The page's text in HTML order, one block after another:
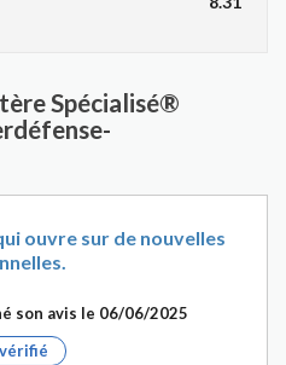
Spécialisé®
ouvre sur de nouvelles
son avis le 06/06/2025